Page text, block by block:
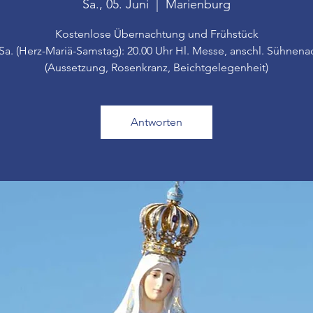
Sa., 05. Juni Marienburg
Kostenlose Übernachtung und Frühstück
(Herz-Mariä-Samstag): 20.00 Uhr Hl. Messe, anschl.
(Aussetzung, Rosenkranz, Beichtgelegenheit)
Antworten